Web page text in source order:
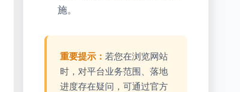
施。
重要提示： 若您在浏览网站
时，对平台业务范围、落地
进度存在疑问，可通过官方